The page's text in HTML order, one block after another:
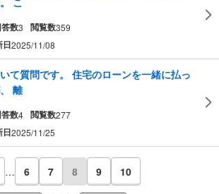
数3 閲覧数359
日2025/11/08
て質問です。 住宅のローンを一緒に払っ
離
数4 閲覧数277
日2025/11/25
… 6 7 8 9 10